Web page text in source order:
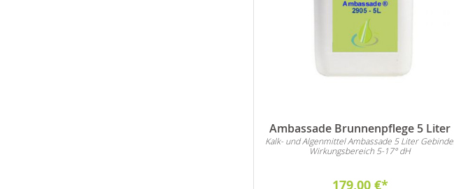
Ambassade Brunnenpflege 5 Liter
Kalk- und Algenmittel Ambassade 5 Liter Gebinde.
Wirkungsbereich 5-17° dH
179,00 €